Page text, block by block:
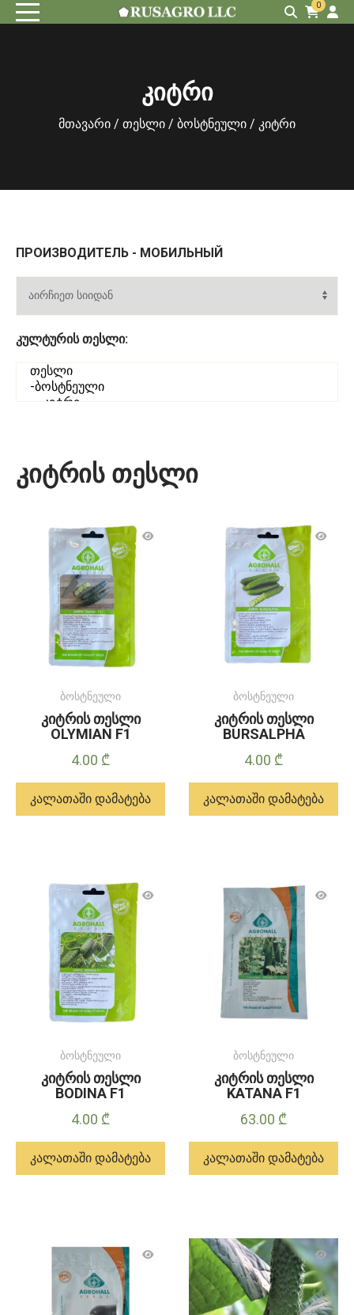
0
კიტრი
მთავარი / თესლი / ბოსტნეული / კიტრი
ПРОИЗВОДИТЕЛЬ - МОБИЛЬНЫЙ
ᲙᲣᲚᲢᲣᲠᲘᲡ ᲗᲔᲡᲚᲘ:
კიტრის თესლი
ბოსტნეული
კიტრის თესლი
OLYMIAN F1
4.00 ₾
კალათაში დამატება
ბოსტნეული
კიტრის თესლი
BURSALPHA
4.00 ₾
კალათაში დამატება
ბოსტნეული
კიტრის თესლი
BODINA F1
4.00 ₾
კალათაში დამატება
ბოსტნეული
კიტრის თესლი
KATANA F1
63.00 ₾
კალათაში დამატება